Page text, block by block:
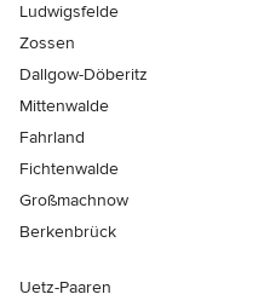
Ludwigsfelde
Zossen
Dallgow-Döberitz
Mittenwalde
Fahrland
Fichtenwalde
Großmachnow
Berkenbrück
Uetz-Paaren